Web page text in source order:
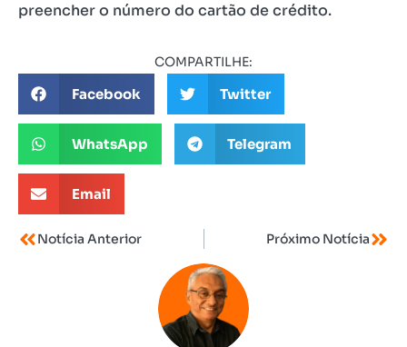
preencher o número do cartão de crédito.
COMPARTILHE:
Facebook Twitter
WhatsApp Telegram
Email
Notícia Anterior Próximo Notícia